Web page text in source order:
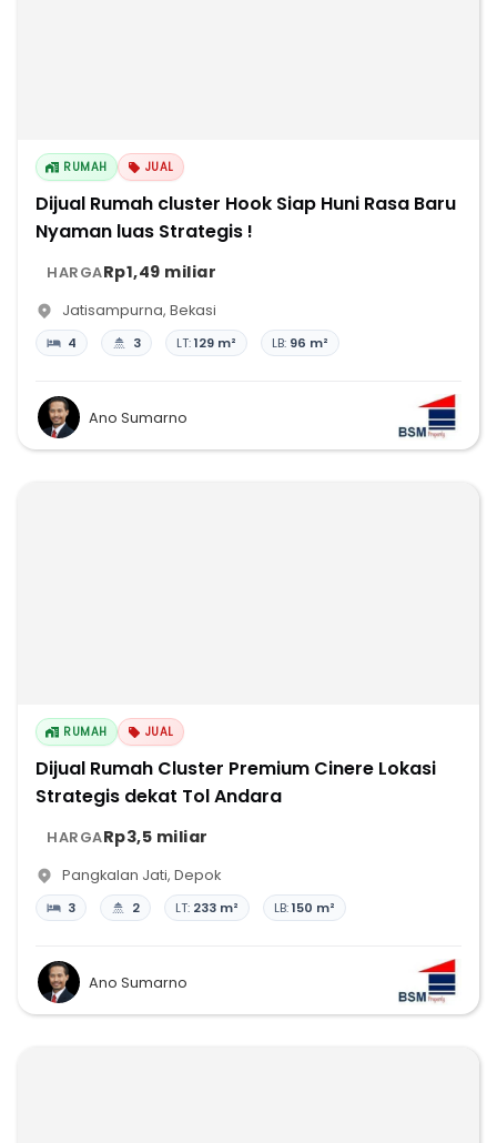
RUMAH JUAL
Dijual Rumah cluster Hook Siap Huni Rasa Baru
Nyaman luas Strategis !
HARGARp1,49 miliar
Jatisampurna, Bekasi
4 3 LT:129 m² LB: 96 m²
Ano Sumarno
RUMAH JUAL
Dijual Rumah Cluster Premium Cinere Lokasi
Strategis dekat Tol Andara
HARGARp3,5 miliar
Pangkalan Jati, Depok
3 2 LT: 233 m² LB:150 m²
Ano Sumarno